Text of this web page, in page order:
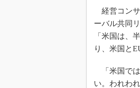
経営コンサ
ーバル共同
「米国は、
り、米国と
「米国では
い。われわ